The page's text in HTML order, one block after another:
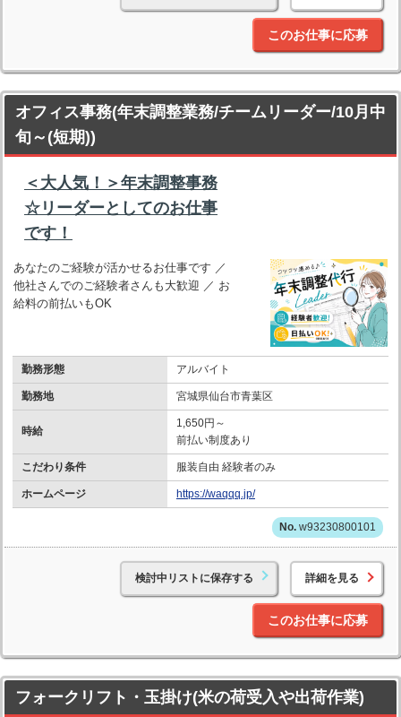
このお仕事に応募
オフィス事務(年末調整業務/チームリーダー/10月中
旬～(短期))
＜大人気！＞年末調整事務
☆リーダーとしてのお仕事
です！
あなたのご経験が活かせるお仕事です ／
他社さんでのご経験者さんも大歓迎 ／ お
給料の前払いもOK
勤務形態 アルバイト
勤務地 宮城県仙台市青葉区
時給
1,650円～
前払い制度あり
こだわり条件 服装自由 経験者のみ
ホームページ https://waqqq.jp/
w93230800101
検討中リストに保存する 詳細を見る
このお仕事に応募
フォークリフト・玉掛け(米の荷受入や出荷作業)